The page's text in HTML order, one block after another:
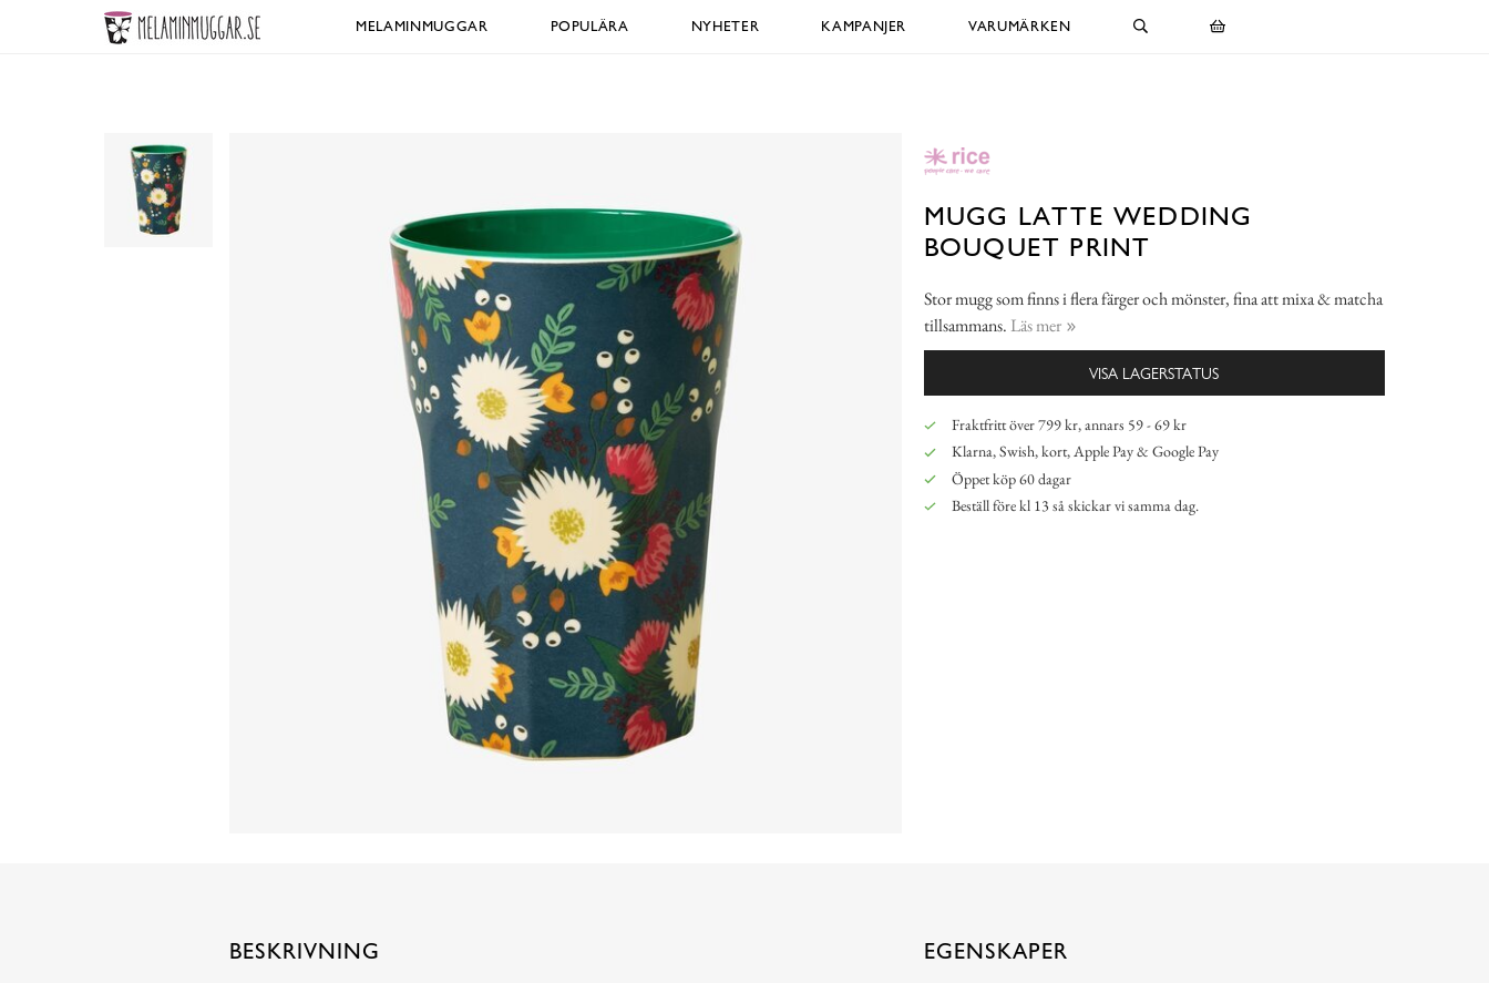
MELAMINMUGGAR POPULÄRA NYHETER KAMPANJER VARUMÄRKEN
MUGG LATTE WEDDING
BOUQUET PRINT
Stor mugg som finns i flera färger och mönster, fina att mixa & matcha
tillsammans. Läs mer
VISA LAGERSTATUS
Fraktfritt över 799 kr, annars 59 - 69 kr
Klarna, Swish, kort, Apple Pay & Google Pay
Öppet köp 60 dagar
Beställ före kl 13 så skickar vi samma dag.
BESKRIVNING EGENSKAPER